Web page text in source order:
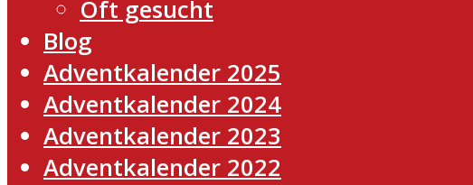
Oft gesucht
Blog
Adventkalender 2025
Adventkalender 2024
Adventkalender 2023
Adventkalender 2022